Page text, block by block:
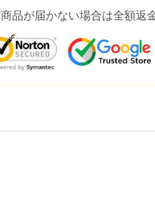
商品が届かない場合は全額返